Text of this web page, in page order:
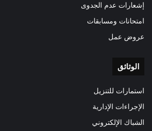
إشعارات عدم الجدوى
امتحانات ومسابقات
عروض عمل
الوثائق
استمارات للتنزيل
الإجراءات الإدارية
الشباك الإلكتروني